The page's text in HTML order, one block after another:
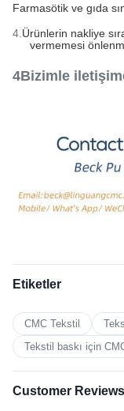
Farmasötik ve gıda
4. Ürünlerin nakliye
vermemesi
4Bizimle
Etiketler
CMC Tekstil
Tekstil baskı için
Customer Reviews